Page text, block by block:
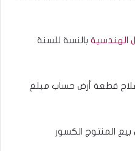
الهندسية بالنسة للسنة
قطعة أرض حساب مبلغ